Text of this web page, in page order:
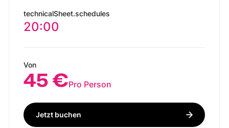
technicalSheet.schedules
20:00
Von
45 €Pro Person
Jetzt buchen